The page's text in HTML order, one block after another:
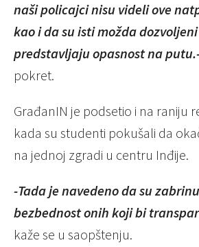
naši policajci nisu videli ove
kao i da su isti možda
predstavljaju opasnost na
pokret.
GrađanIN je podsetio i na raniju
kada su studenti pokušali da
na jednoj zgradi u centru Inđije.
-Tada je navedeno da su
bezbednost onih koji bi
kaže se u saopštenju.